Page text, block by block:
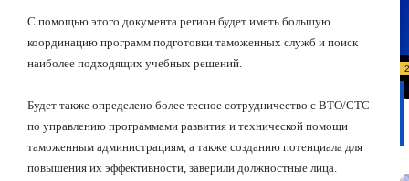
С помощью этого документа регион будет иметь большую
координацию программ подготовки таможенных служб и поиск
наиболее подходящих учебных решений.
Будет также определено более тесное сотрудничество с ВТО/СТС
по управлению программами развития и технической помощи
таможенным администрациям, а также созданию потенциала для
повышения их эффективности, заверили должностные лица.